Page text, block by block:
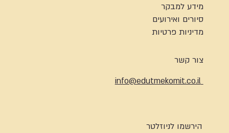
מידע למבקר
סיורים ואירועים
מדיניות פרטיות
צור קשר
info@edutmekomit.co.il
הירשמו לניוזלטר